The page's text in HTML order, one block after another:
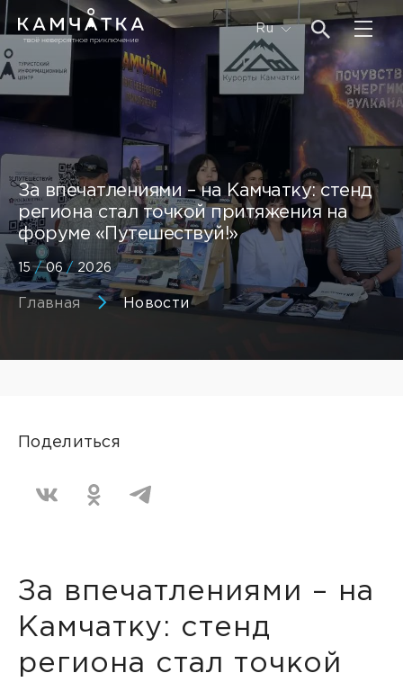
Ru
За впечатлениями – на Камчатку: стенд
региона стал точкой притяжения на
форуме «Путешествуй!»
15 /06 /2026
Главная Новости
Поделиться
За впечатлениями – на
Камчатку: стенд
региона стал точкой